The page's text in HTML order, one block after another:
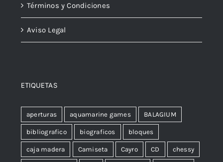
Términos y Condiciones
Aviso Legal
ETIQUETAS
aperturas aquamarine games BALAGIUM
bibliografico biograficos bloques
caja madera Camiseta Cayro CD chessy